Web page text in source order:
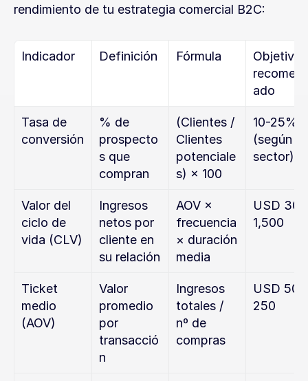
rendimiento de tu estrategia comercial B2C:
Indicador Definición Fórmula
Objetivo
ado
Tasa de
conversión
% de
prospecto
s que
compran
(Clientes /
Clientes
potenciale
s) × 100
10-25%
(según
sector)
Valor del
ciclo de
vida (CLV)
Ingresos
netos por
cliente en
su relación
AOV ×
frecuencia
× duración
media
USD
1,500
Ticket
medio
(AOV)
Valor
promedio
por
transacció
n
Ingresos
totales /
nº de
compras
USD 50-
250